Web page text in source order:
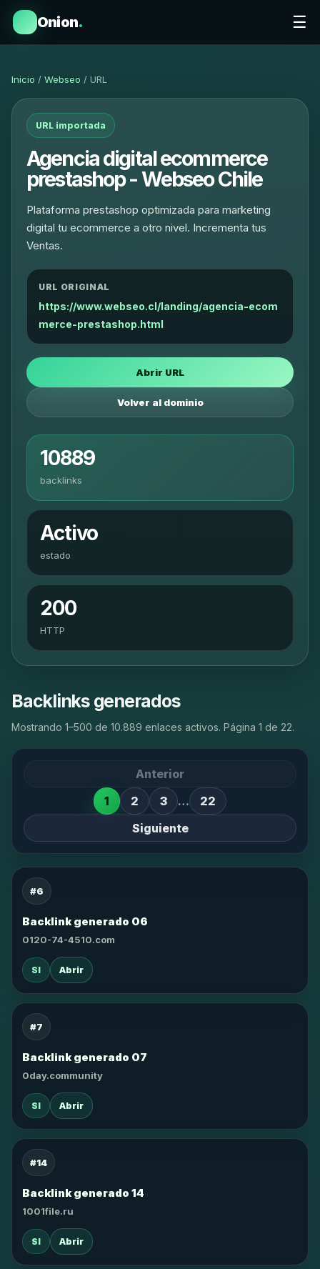
Onion. ☰
Inicio / Webseo / URL
URL importada
Agencia digital ecommerce
prestashop - Webseo Chile
Plataforma prestashop optimizada para marketing
digital tu ecommerce a otro nivel. Incrementa tus
Ventas.
URL ORIGINAL
https://www.webseo.cl/landing/agencia-ecom
merce-prestashop.html
Abrir URL
Volver al dominio
10889
backlinks
Activo
estado
200
HTTP
Backlinks generados
Mostrando 1–500 de 10.889 enlaces activos. Página 1 de 22.
Anterior
1
2 3 …
22
Siguiente
#6
Backlink generado 06
0120-74-4510.com
SI Abrir
#7
Backlink generado 07
0day.community
SI Abrir
#14
Backlink generado 14
1001file.ru
SI Abrir